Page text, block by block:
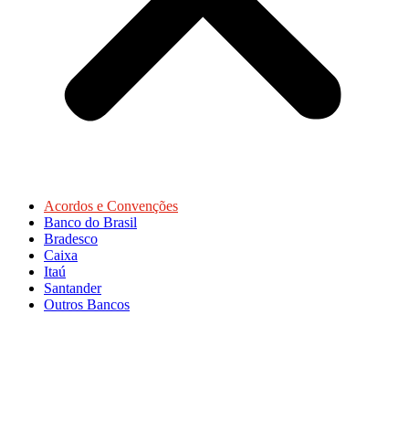
Acordos e Convenções
Banco do Brasil
Bradesco
Caixa
Itaú
Santander
Outros Bancos